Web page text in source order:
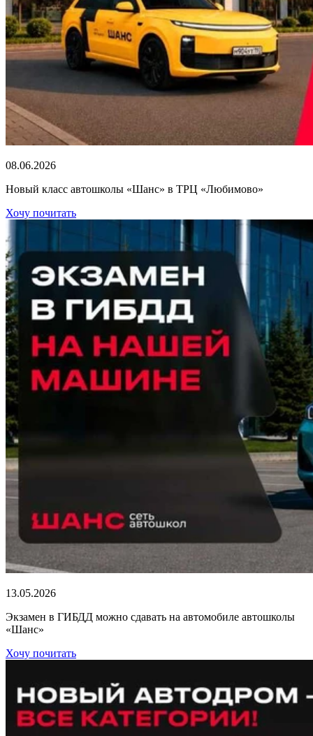
08.06.2026
Новый класс автошколы «Шанс» в ТРЦ «Любимово»
Хочу почитать
13.05.2026
Экзамен в ГИБДД можно сдавать на автомобиле автошколы
«Шанс»
Хочу почитать